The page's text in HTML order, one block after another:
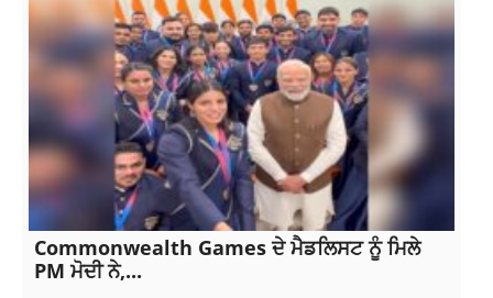
Commonwealth Games ਦੇ ਮੈਡਲਿਸਟ ਨੂੰ ਮਿਲੇ
PM ਮੋਦੀ ਨੇ,...